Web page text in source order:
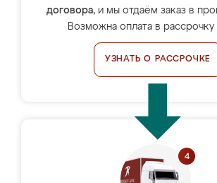
договора, и мы отдаём заказ в
Возможна оплата в рассрочку
УЗНАТЬ О РАССРОЧКЕ